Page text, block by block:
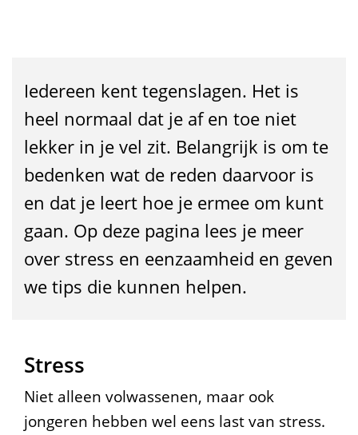
e
j
e
v
Iedereen kent tegenslagen. Het is
heel normaal dat je af en toe niet
lekker in je vel zit. Belangrijk is om te
bedenken wat de reden daarvoor is
en dat je leert hoe je ermee om kunt
gaan. Op deze pagina lees je meer
over stress en eenzaamheid en geven
we tips die kunnen helpen.
Stress
Niet alleen volwassenen, maar ook
jongeren hebben wel eens last van stress.